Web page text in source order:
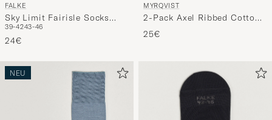
FALKE
Sky Limit Fairisle Socks
Space Blue
39-4243-46
24€
MYRQVIST
2-Pack Axel Ribbed Cotton
Sock Black/Navy
25€
NEU